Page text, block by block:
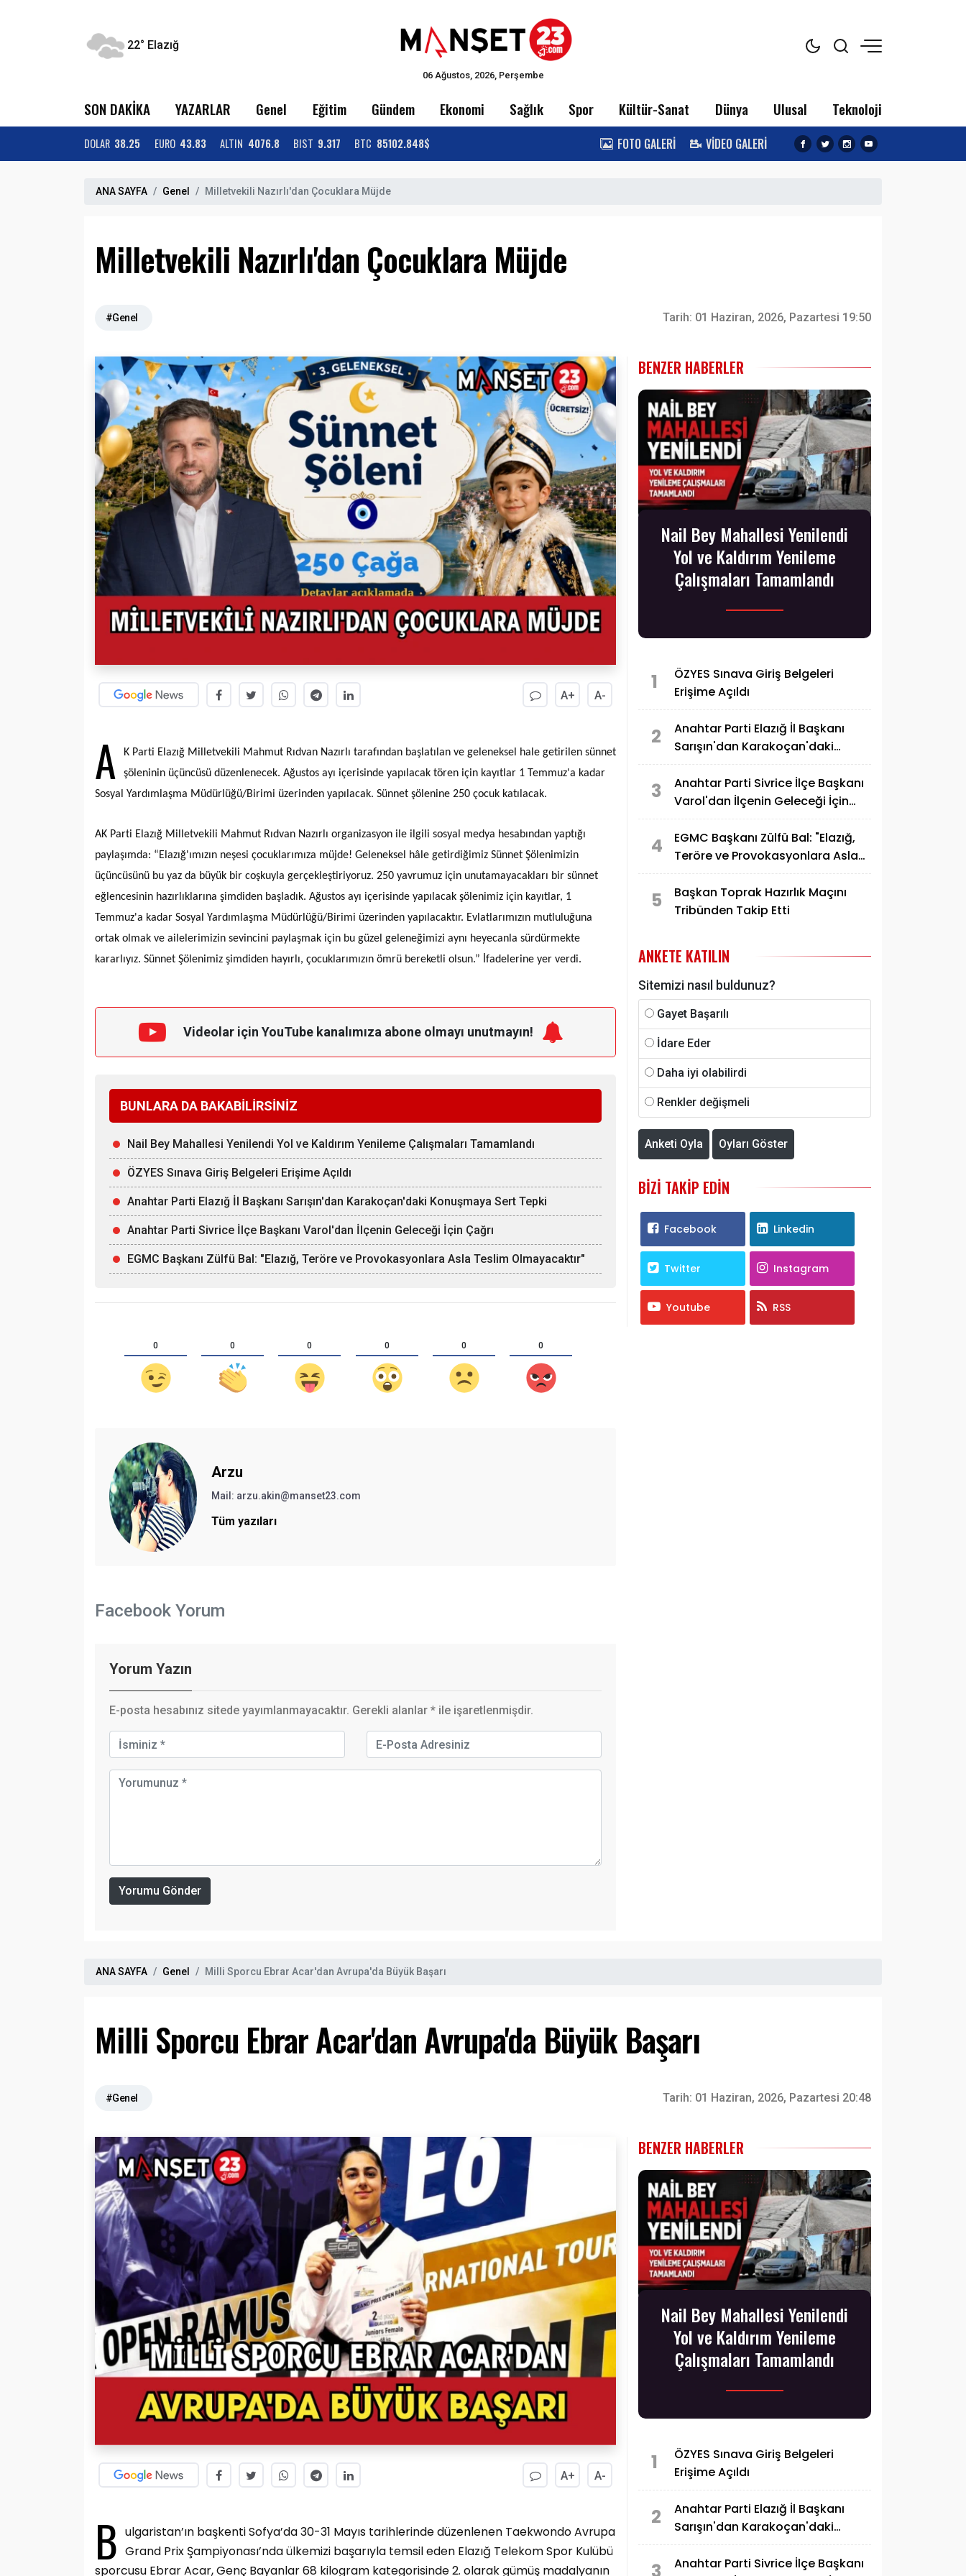
22° Elazığ
06 Ağustos, 2026, Perşembe
SON DAKİKA YAZARLAR Genel Eğitim Gündem Ekonomi Sağlık Spor Kültür-Sanat Dünya Ulusal Teknoloji
DOLAR 38.25 EURO 43.83 ALTIN 4076.8 BIST 9.317 BTC 85102.848$ FOTO GALERİ VİDEO GALERİ
ANA SAYFA Genel Milletvekili Nazırlı'dan Çocuklara Müjde
Milletvekili Nazırlı'dan Çocuklara Müjde
#Genel Tarih: 01 Haziran, 2026, Pazartesi 19:50
A+ A-
A
K Parti Elazığ Milletvekili Mahmut Rıdvan Nazırlı tarafından başlatılan ve geleneksel hale getirilen sünnet
şöleninin üçüncüsü düzenlenecek. Ağustos ayı içerisinde yapılacak tören için kayıtlar 1 Temmuz'a kadar
Sosyal Yardımlaşma Müdürlüğü/Birimi üzerinden yapılacak. Sünnet şölenine 250 çocuk katılacak.
AK Parti Elazığ Milletvekili Mahmut Rıdvan Nazırlı organizasyon ile ilgili sosyal medya hesabından yaptığı
paylaşımda: “Elazığ'ımızın neşesi çocuklarımıza müjde! Geleneksel hâle getirdiğimiz Sünnet Şölenimizin
üçüncüsünü bu yaz da büyük bir coşkuyla gerçekleştiriyoruz. 250 yavrumuz için unutamayacakları bir sünnet
eğlencesinin hazırlıklarına şimdiden başladık. Ağustos ayı içerisinde yapılacak şölenimiz için kayıtlar, 1
Temmuz'a kadar Sosyal Yardımlaşma Müdürlüğü/Birimi üzerinden yapılacaktır. Evlatlarımızın mutluluğuna
ortak olmak ve ailelerimizin sevincini paylaşmak için bu güzel geleneğimizi aynı heyecanla sürdürmekte
kararlıyız. Sünnet Şölenimiz şimdiden hayırlı, çocuklarımızın ömrü bereketli olsun.” İfadelerine yer verdi.
Videolar için YouTube kanalımıza abone olmayı unutmayın!
BUNLARA DA BAKABİLİRSİNİZ
Nail Bey Mahallesi Yenilendi Yol ve Kaldırım Yenileme Çalışmaları Tamamlandı
ÖZYES Sınava Giriş Belgeleri Erişime Açıldı
Anahtar Parti Elazığ İl Başkanı Sarışın'dan Karakoçan'daki Konuşmaya Sert Tepki
Anahtar Parti Sivrice İlçe Başkanı Varol'dan İlçenin Geleceği İçin Çağrı
EGMC Başkanı Zülfü Bal: "Elazığ, Teröre ve Provokasyonlara Asla Teslim Olmayacaktır"
0 0 0 0 0 0
Arzu
Mail: arzu.akin@manset23.com
Tüm yazıları
Facebook Yorum
Yorum Yazın
E-posta hesabınız sitede yayımlanmayacaktır. Gerekli alanlar * ile işaretlenmişdir.
Yorumu Gönder
BENZER HABERLER
Nail Bey Mahallesi Yenilendi
Yol ve Kaldırım Yenileme
Çalışmaları Tamamlandı
1
ÖZYES Sınava Giriş Belgeleri
Erişime Açıldı
2
Anahtar Parti Elazığ İl Başkanı
Sarışın'dan Karakoçan'daki
3
Anahtar Parti Sivrice İlçe Başkanı
Varol'dan İlçenin Geleceği İçin
4
EGMC Başkanı Zülfü Bal: "Elazığ,
Teröre ve Provokasyonlara Asla
5
Başkan Toprak Hazırlık Maçını
Tribünden Takip Etti
ANKETE KATILIN
Sitemizi nasıl buldunuz?
Gayet Başarılı
İdare Eder
Daha iyi olabilirdi
Renkler değişmeli
Anketi Oyla Oyları Göster
BIZI TAKIP EDIN
Facebook Linkedin
Twitter Instagram
Youtube RSS
ANA SAYFA Genel Milli Sporcu Ebrar Acar'dan Avrupa'da Büyük Başarı
Milli Sporcu Ebrar Acar'dan Avrupa'da Büyük Başarı
#Genel Tarih: 01 Haziran, 2026, Pazartesi 20:48
A+ A-
B ulgaristan’ın başkenti Sofya’da 30-31 Mayıs tarihlerinde düzenlenen Taekwondo Avrupa
Grand Prix Şampiyonası’nda ülkemizi başarıyla temsil eden Elazığ Telekom Spor Kulübü
sporcusu Ebrar Acar, Genç Bayanlar 68 kilogram kategorisinde 2. olarak gümüş madalyanın
BENZER HABERLER
Nail Bey Mahallesi Yenilendi
Yol ve Kaldırım Yenileme
Çalışmaları Tamamlandı
1
ÖZYES Sınava Giriş Belgeleri
Erişime Açıldı
2
Anahtar Parti Elazığ İl Başkanı
Sarışın'dan Karakoçan'daki
Anahtar Parti Sivrice İlçe Başkanı